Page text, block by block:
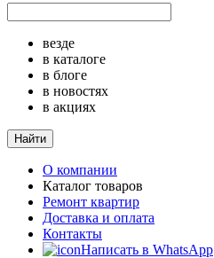
везде
в каталоге
в блоге
в новостях
в акциях
Найти
О компании
Каталог товаров
Ремонт квартир
Доставка и оплата
Контакты
Написать в WhatsApp